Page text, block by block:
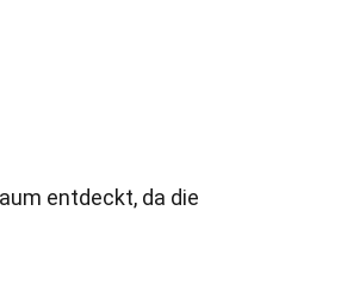
entdeckt, da die